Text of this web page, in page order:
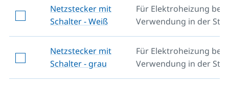
Netzstecker mit
Schalter - Weiß
Für Elektroheizung bei
Verwendung in der
Netzstecker mit
Schalter - grau
Für Elektroheizung bei
Verwendung in der